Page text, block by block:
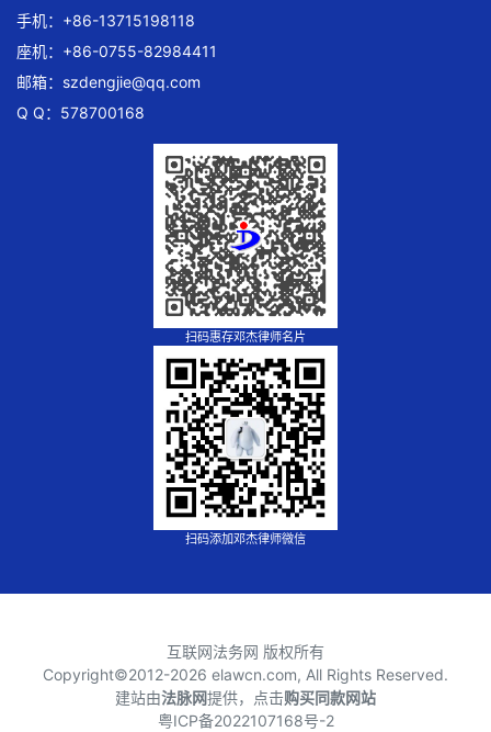
手机：+86-13715198118
座机：+86-0755-82984411
邮箱： szdengjie@qq.com
Q Q：578700168
扫码惠存邓杰律师名片
扫码添加邓杰律师微信
互联网法务网 版权所有
Copyright©2012-2026 elawcn.com, All Rights Reserved.
建站由法脉网提供，点击购买同款网站
粤ICP备2022107168号-2